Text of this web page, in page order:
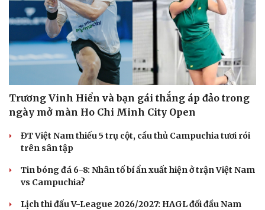
Du lịch
Tư vấn
check-in
Podcast
Câu chuyện thời sự
Đọc truyện đêm khuya
Cửa sổ tình yêu
Hạt giống tâm hồn
Trương Vinh Hiển và bạn gái thắng áp đảo trong
ngày mở màn Ho Chi Minh City Open
ĐT Việt Nam thiếu 5 trụ cột, cầu thủ Campuchia tươi rói
trên sân tập
Tin bóng đá 6-8: Nhân tố bí ẩn xuất hiện ở trận Việt Nam
vs Campuchia?
Lịch thi đấu V-League 2026/2027: HAGL đối đầu Nam